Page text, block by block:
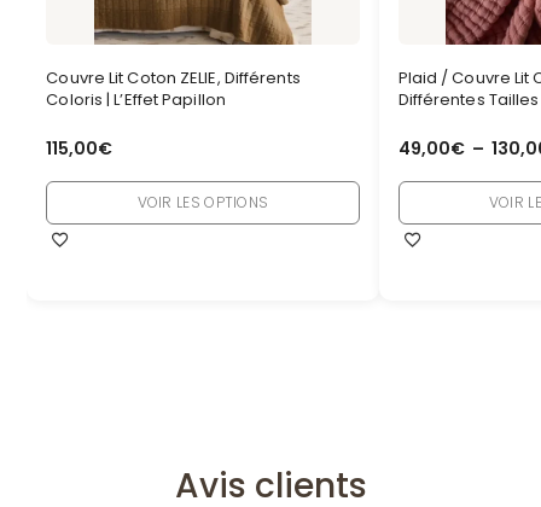
Couvre Lit Coton ZELIE, Différents
Coloris | L’Effet Papillon
115,00€
VOIR LES OPTIONS
Plaid / Couvre Lit
Différentes
49,00€ –
VOIR
Avis clients